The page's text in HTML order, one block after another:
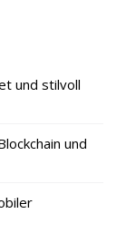
und stilvoll
und